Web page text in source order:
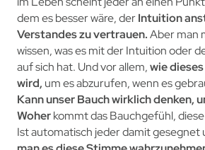
dem es besser wäre, derIntuition
Verstandes zu vertrauen.Aber man
wissen, was es mit der Intuition oder
auf sich hat. Und vor allem,wie
wird, um es abzurufen, wenn es
Kann unser Bauch wirklich denken,
Woherkommt das Bauchgefühl, diese
Ist automatisch jeder damit gesegnet